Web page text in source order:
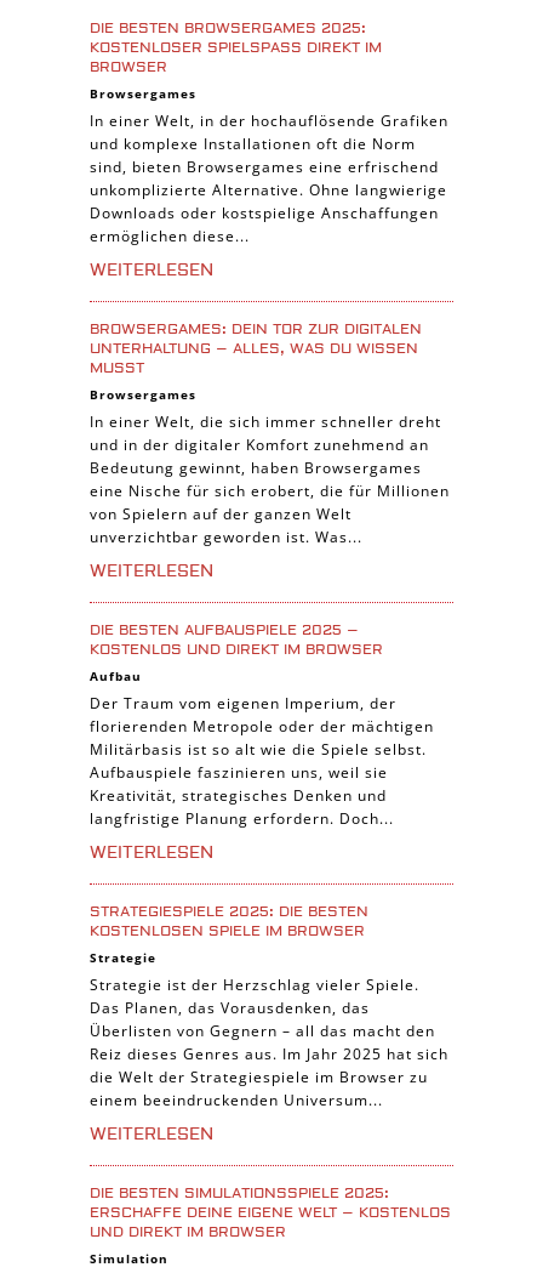
iPad Spiele
Denk Spiele
Piraten Spiele
Sport Spiele
Pferde Spiele
Simulation Spiele
Tier Spiele
Casual Spiele
Abenteuer Spiele
Online Spiele
3-Gewinnt Spiele
Trading Card Spiele
Manager Spiele
DIE BESTEN BROWSERGAMES 2025:
KOSTENLOSER SPIELSPASS DIREKT IM B
ROWSER
Browsergames
In einer Welt, in der hochauflösende Grafiken
und komplexe Installationen oft die Norm
sind, bieten Browsergames eine erfrischend
unkomplizierte Alternative. Ohne langwierige
Downloads oder kostspielige Anschaffungen
ermöglichen diese...
WEITERLESEN
BROWSERGAMES: DEIN TOR ZUR DIGITALEN
UNTERHALTUNG – ALLES, WAS DU WISSEN
MUSST
Browsergames
In einer Welt, die sich immer schneller dreht
und in der digitaler Komfort zunehmend an
Bedeutung gewinnt, haben Browsergames
eine Nische für sich erobert, die für Millionen
von Spielern auf der ganzen Welt
unverzichtbar geworden ist. Was...
WEITERLESEN
DIE BESTEN AUFBAUSPIELE 2025 –
KOSTENLOS UND DIREKT IM BROWSER
Aufbau
Der Traum vom eigenen Imperium, der
florierenden Metropole oder der mächtigen
Militärbasis ist so alt wie die Spiele selbst.
Aufbauspiele faszinieren uns, weil sie
Kreativität, strategisches Denken und
langfristige Planung erfordern. Doch...
WEITERLESEN
STRATEGIESPIELE 2025: DIE BESTEN
KOSTENLOSEN SPIELE IM BROWSER
Strategie
Strategie ist der Herzschlag vieler Spiele.
Das Planen, das Vorausdenken, das
Überlisten von Gegnern – all das macht den
Reiz dieses Genres aus. Im Jahr 2025 hat sich
die Welt der Strategiespiele im Browser zu
einem beeindruckenden Universum...
WEITERLESEN
DIE BESTEN SIMULATIONSSPIELE 2025:
ERSCHAFFE DEINE EIGENE WELT – KOSTENLOS
UND DIREKT IM BROWSER
Simulation